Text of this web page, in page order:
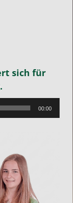
sich für
00:00